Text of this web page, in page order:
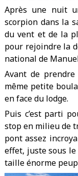
Après une nuit
scorpion dans la
du vent et de la
pour rejoindre la
national de
Avant de
même petite
en face du lodge.
Puis c’est parti
stop en milieu de
pont assez
effet, juste sous le
taille énorme